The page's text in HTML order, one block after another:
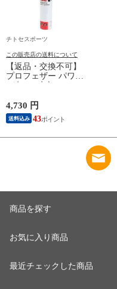
チトセスポーツ
この販売店の送料について
【返品・交換不可】
プロフェザー パワー
PF-6010 2025SS バド
ミントンシャトル 羽
根 12個入
4,730 円
送料込み 43
商品を探す
お気に入り商品
最近チェックした商品